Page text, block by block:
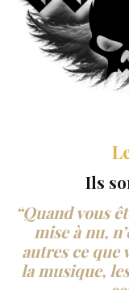
Ils
“Quand vous
mise à nu,
autres ce que
la musique,